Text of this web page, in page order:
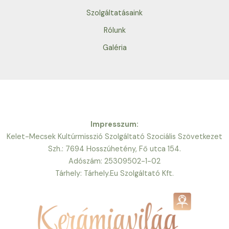
Szolgáltatásaink
Rólunk
Galéria
Impresszum:
Kelet-Mecsek Kultúrmisszió Szolgáltató Szociális Szövetkezet
Szh.: 7694 Hosszúhetény, Fő utca 154.
Adószám: 25309502-1-02
Tárhely: Tárhely.Eu Szolgáltató Kft.